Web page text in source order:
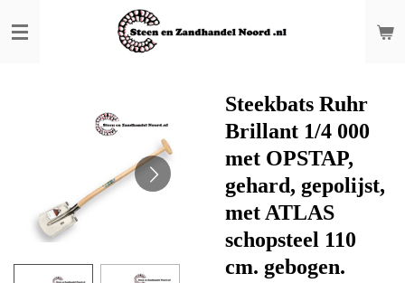
direct
Steekbats Ruhr
Brillant 1/4 000
met OPSTAP,
gehard, gepolijst,
met ATLAS
schopsteel 110
cm. gebogen.